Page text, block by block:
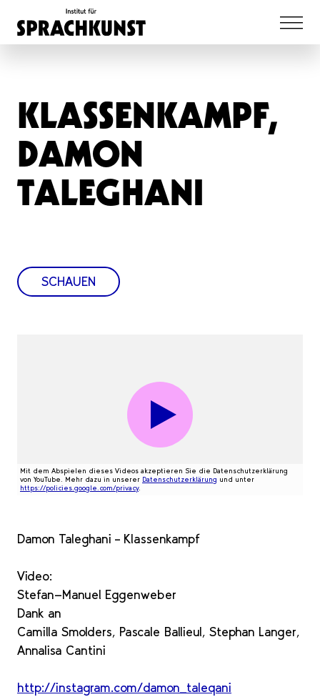
KLASSENKAMPF,
DAMON
TALEGHANI
SCHAUEN
Mit dem Abspielen dieses Videos akzeptieren Sie die Datenschutzerklärung
von YouTube. Mehr dazu in unserer Datenschutzerklärung und unter
https://policies.google.com/privacy.
Damon Taleghani – Klassenkampf
Video:
Stefan-Manuel Eggenweber
Dank an
Camilla Smolders, Pascale Ballieul, Stephan Langer,
Annalisa Cantini
http://instagram.com/damon_taleqani